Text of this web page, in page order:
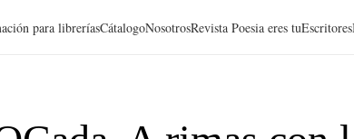
para libreríasCátalogoNosotrosRevista Poesia eres tuEscritores